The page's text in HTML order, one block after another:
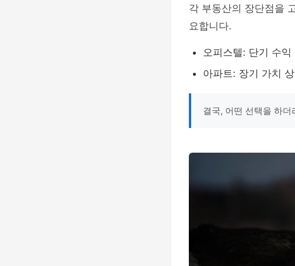
각 부동산의 장단점을
요합니다.
오피스텔: 단기 수익
아파트: 장기 가치
결국, 어떤 선택을 하